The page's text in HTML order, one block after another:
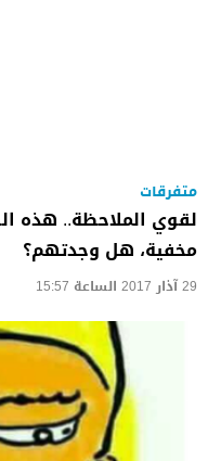
متفرقات
لقوي الملاحظة.. هذه
مخفية، هل وجدتهم؟
29 آذار 2017 الساعة 15:57